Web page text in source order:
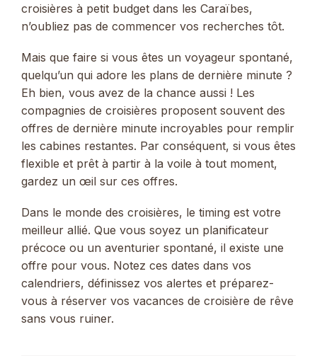
croisières à petit budget dans les Caraïbes,
n’oubliez pas de commencer vos recherches tôt.
Mais que faire si vous êtes un voyageur spontané,
quelqu’un qui adore les plans de dernière minute ?
Eh bien, vous avez de la chance aussi ! Les
compagnies de croisières proposent souvent des
offres de dernière minute incroyables pour remplir
les cabines restantes. Par conséquent, si vous êtes
flexible et prêt à partir à la voile à tout moment,
gardez un œil sur ces offres.
Dans le monde des croisières, le timing est votre
meilleur allié. Que vous soyez un planificateur
précoce ou un aventurier spontané, il existe une
offre pour vous. Notez ces dates dans vos
calendriers, définissez vos alertes et préparez-
vous à réserver vos vacances de croisière de rêve
sans vous ruiner.